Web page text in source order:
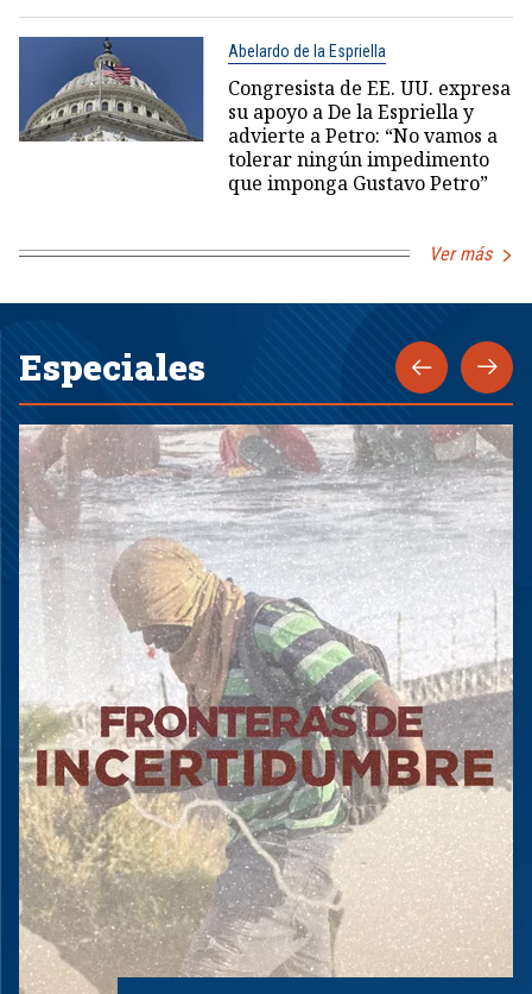
Abelardo de la Espriella
Congresista de EE. UU. expresa
su apoyo a De la Espriella y
advierte a Petro: “No vamos a
tolerar ningún impedimento
que imponga Gustavo Petro”
Ver más
Especiales